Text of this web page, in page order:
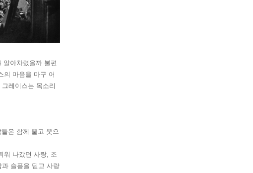
알아차렸을까 불편
의 마음을 마구 어
레이스는 목소리
은 함께 울고 웃으
워 나갔던 사랑, 조
슬픔을 딛고 사랑